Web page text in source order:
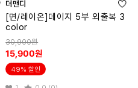
더맨디
[면/레이온]데이지 5부 외출복 3
color
30,900원
15,900원
49% 할인